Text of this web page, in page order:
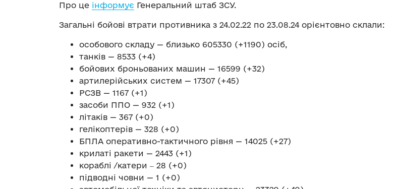
Про це інформує Генеральний штаб ЗСУ.
Загальні бойові втрати противника з 24.02.22 по 23.08.24 орієнтовно склали:
особового складу — близько 605330 (+1190) осіб,
танків — 8533 (+4)
бойових броньованих машин — 16599 (+32)
артилерійських систем — 17307 (+45)
РСЗВ — 1167 (+1)
засоби ППО — 932 (+1)
літаків — 367 (+0)
гелікоптерів — 328 (+0)
БПЛА оперативно-тактичного рівня — 14025 (+27)
крилаті ракети — 2443 (+1)
кораблі /катери ‒ 28 (+0)
підводні човни — 1 (+0)